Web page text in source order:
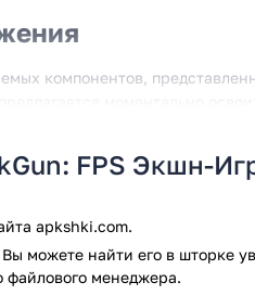
компонентов,
успехов, доминировать по
Mode. Представлено пять
собственных друзей, для
в сетевом
к остальным пользователям в
FPS Экшн-
apkshki.com.
можете найти его в шторке
менеджера.